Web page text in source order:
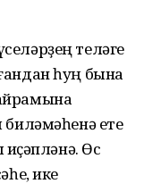
теләге
һуң бына
ете
иҫәпләнә. Өс
ике